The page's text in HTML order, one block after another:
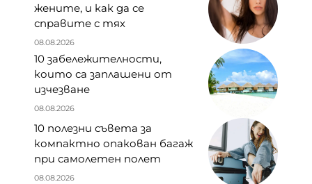
жените, и как да се
справите с тях
08.08.2026
10 забележителности,
които са заплашени от
изчезване
08.08.2026
10 полезни съвета за
компактно опакован багаж
при самолетен полет
08.08.2026